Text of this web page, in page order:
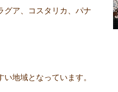
グア、コスタリカ、パナ
地域となっています。